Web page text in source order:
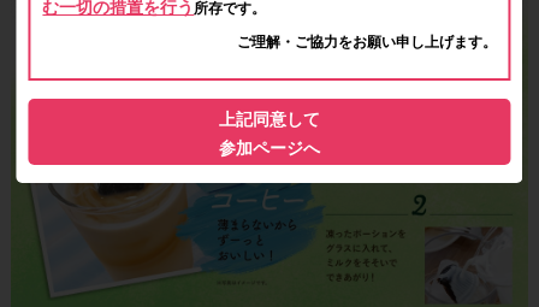
む一切の措置を行う 所存です。
ご理解・ご協力をお願い申し上げます。
上記同意して
参加ページへ